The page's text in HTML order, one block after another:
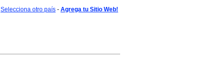
Selecciona otro país - Agrega tu Sitio Web!